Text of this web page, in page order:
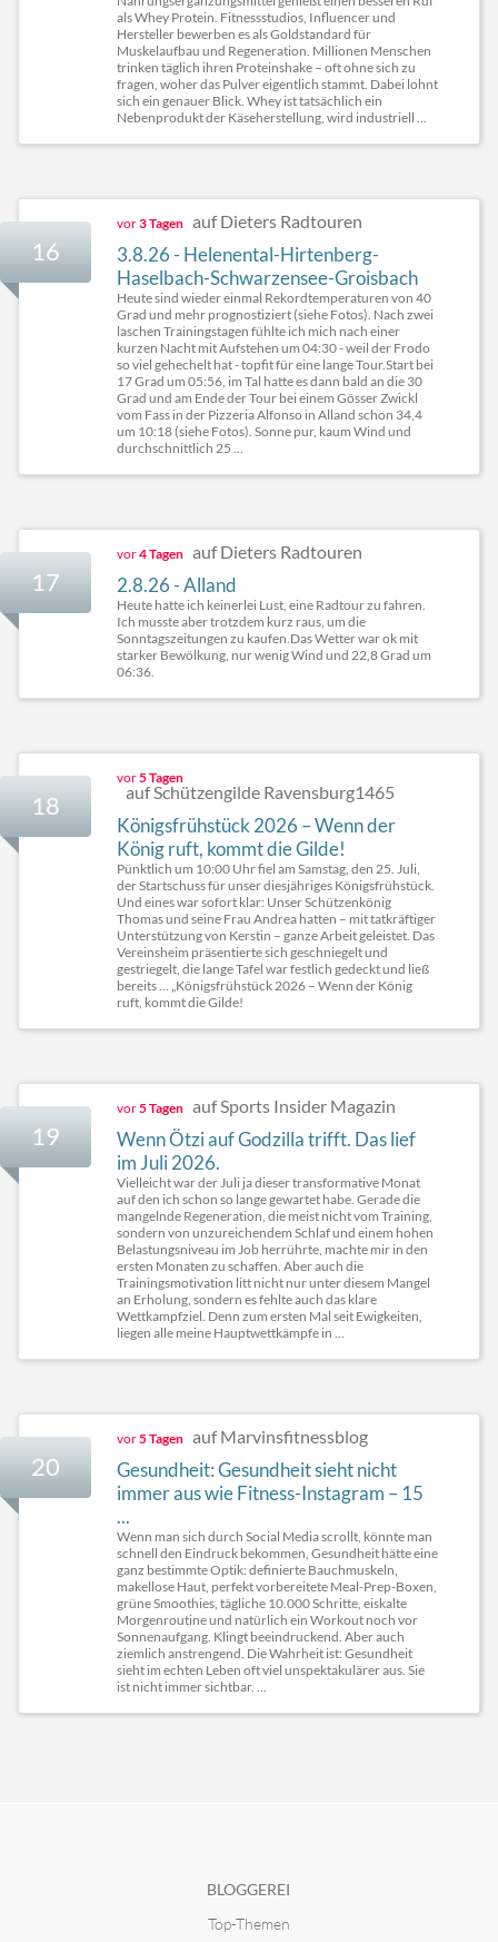
als Whey Protein. Fitnessstudios, Influencer und
Hersteller bewerben es als Goldstandard für
Muskelaufbau und Regeneration. Millionen Menschen
trinken täglich ihren Proteinshake – oft ohne sich zu
fragen, woher das Pulver eigentlich stammt. Dabei lohnt
sich ein genauer Blick. Whey ist tatsächlich ein
Nebenprodukt der Käseherstellung, wird industriell ...
16
vor3 Tagen auf Dieters Radtouren
3.8.26 - Helenental-Hirtenberg-
Haselbach-Schwarzensee-Groisbach
Heute sind wieder einmal Rekordtemperaturen von 40
Grad und mehr prognostiziert (siehe Fotos). Nach zwei
laschen Trainingstagen fühlte ich mich nach einer
kurzen Nacht mit Aufstehen um 04:30 - weil der Frodo
so viel gehechelt hat - topfit für eine lange Tour.Start bei
17 Grad um 05:56, im Tal hatte es dann bald an die 30
Grad und am Ende der Tour bei einem Gösser Zwickl
vom Fass in der Pizzeria Alfonso in Alland schon 34,4
um 10:18 (siehe Fotos). Sonne pur, kaum Wind und
durchschnittlich 25 ...
17
vor4 Tagen auf Dieters Radtouren
2.8.26 - Alland
Heute hatte ich keinerlei Lust, eine Radtour zu fahren.
Ich musste aber trotzdem kurz raus, um die
Sonntagszeitungen zu kaufen.Das Wetter war ok mit
starker Bewölkung, nur wenig Wind und 22,8 Grad um
06:36.
18
vor5 Tagen
auf Schützengilde Ravensburg1465
Königsfrühstück 2026 – Wenn der
König ruft, kommt die Gilde!
Pünktlich um 10:00 Uhr fiel am Samstag, den 25. Juli,
der Startschuss für unser diesjähriges Königsfrühstück.
Und eines war sofort klar: Unser Schützenkönig
Thomas und seine Frau Andrea hatten – mit tatkräftiger
Unterstützung von Kerstin – ganze Arbeit geleistet. Das
Vereinsheim präsentierte sich geschniegelt und
gestriegelt, die lange Tafel war festlich gedeckt und ließ
bereits … „Königsfrühstück 2026 – Wenn der König
ruft, kommt die Gilde!
19
vor5 Tagen auf Sports Insider Magazin
Wenn Ötzi auf Godzilla trifft. Das lief
im Juli 2026.
Vielleicht war der Juli ja dieser transformative Monat
auf den ich schon so lange gewartet habe. Gerade die
mangelnde Regeneration, die meist nicht vom Training,
sondern von unzureichendem Schlaf und einem hohen
Belastungsniveau im Job herrührte, machte mir in den
ersten Monaten zu schaffen. Aber auch die
Trainingsmotivation litt nicht nur unter diesem Mangel
an Erholung, sondern es fehlte auch das klare
Wettkampfziel. Denn zum ersten Mal seit Ewigkeiten,
liegen alle meine Hauptwettkämpfe in ...
20
vor5 Tagen auf Marvinsfitnessblog
Gesundheit: Gesundheit sieht nicht
immer aus wie Fitness-Instagram – 15
...
Wenn man sich durch Social Media scrollt, könnte man
schnell den Eindruck bekommen, Gesundheit hätte eine
ganz bestimmte Optik: definierte Bauchmuskeln,
makellose Haut, perfekt vorbereitete Meal-Prep-Boxen,
grüne Smoothies, tägliche 10.000 Schritte, eiskalte
Morgenroutine und natürlich ein Workout noch vor
Sonnenaufgang. Klingt beeindruckend. Aber auch
ziemlich anstrengend. Die Wahrheit ist: Gesundheit
sieht im echten Leben oft viel unspektakulärer aus. Sie
ist nicht immer sichtbar. ...
BLOGGEREI
Top-Themen